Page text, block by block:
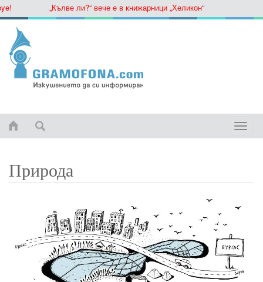
„Кълве ли?“ вече е в книжарници „Хеликон“
Toggle
Природа